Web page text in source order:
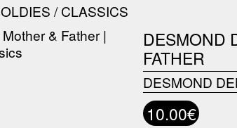
OLDIES / CLASSICS
DESMOND
FATHER
DESMOND
10.00€